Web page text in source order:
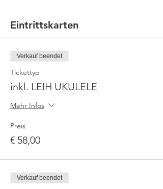
Eintrittskarten
Verkauf beendet
Tickettyp
inkl. LEIH UKULELE
Mehr Infos
Preis
€ 58,00
Verkauf beendet